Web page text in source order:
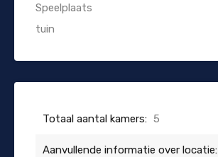
Speelplaats
tuin
Totaal aantal kamers: 5
Aanvullende informatie over locatie: